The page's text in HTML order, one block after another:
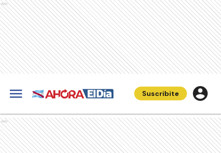
Ads
Suscribite
Ads